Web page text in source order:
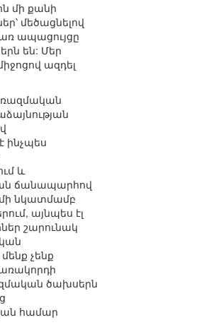
մի քանի
մեծացնելով
ապացույցը
են: Մեր
ազդել
ռազմական
ինչպես
և
ճանապարհով
նկատմամբ
այնպես էլ
շարունակ
չենք
ծախսերն
համար